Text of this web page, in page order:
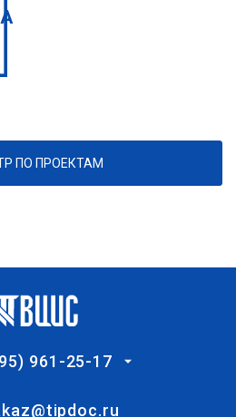
ПО ПРОЕКТАМ
961-25-17